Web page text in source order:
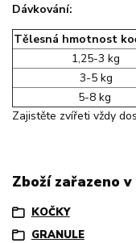
Dávkování:
Tělesná hmotnost
1,25-3 kg
3-5 kg
5-8 kg
Zajistěte zvířeti vždy
Zboží zařazeno
KOČKY
GRANULE